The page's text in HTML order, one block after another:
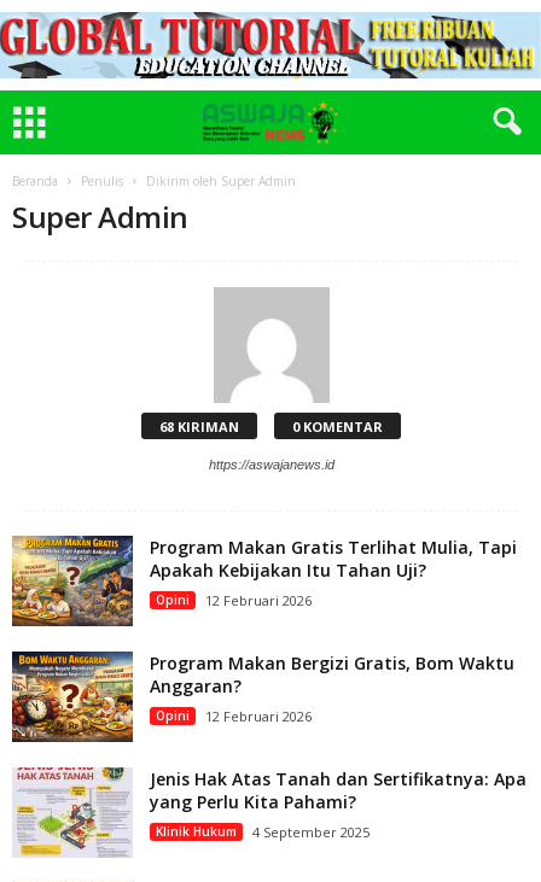
Beranda Penulis Dikirim oleh Super Admin
Super Admin
68 KIRIMAN 0 KOMENTAR
https://aswajanews.id
Program Makan Gratis Terlihat Mulia, Tapi
Apakah Kebijakan Itu Tahan Uji?
Opini 12 Februari 2026
Program Makan Bergizi Gratis, Bom Waktu
Anggaran?
Opini 12 Februari 2026
Jenis Hak Atas Tanah dan Sertifikatnya: Apa
yang Perlu Kita Pahami?
Klinik Hukum 4 September 2025